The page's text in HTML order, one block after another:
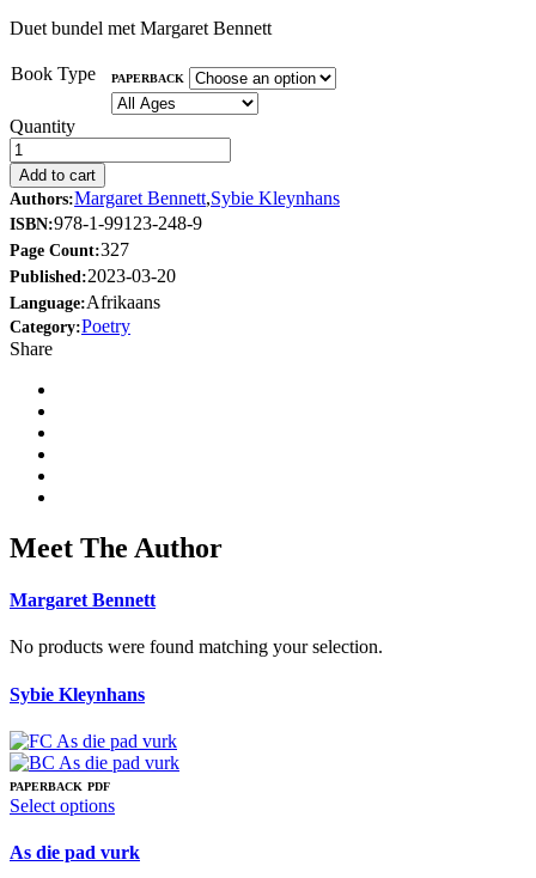
Duet bundel met Margaret Bennett
Book Type PAPERBACK
Quantity
Add to cart
Authors:Margaret Bennett,Sybie Kleynhans
ISBN:978-1-99123-248-9
Page Count:327
Published:2023-03-20
Language:Afrikaans
Category:Poetry
Share
Meet The Author
Margaret Bennett
No products were found matching your selection.
Sybie Kleynhans
PAPERBACK PDF
Select optionsThis
has
As die pad vurk